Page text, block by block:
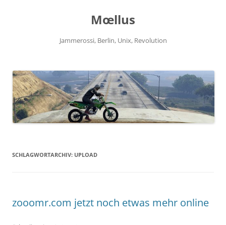
Mœllus
Jammerossi, Berlin, Unix, Revolution
SCHLAGWORTARCHIV: UPLOAD
zooomr.com jetzt noch etwas mehr online